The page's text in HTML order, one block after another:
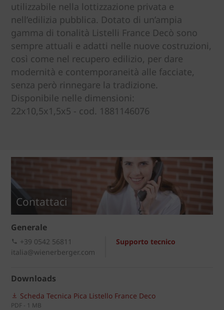
utilizzabile nella lottizzazione privata e
nell’edilizia pubblica. Dotato di un’ampia
gamma di tonalità Listelli France Decò sono
sempre attuali e adatti nelle nuove costruzioni,
così come nel recupero edilizio, per dare
modernità e contemporaneità alle facciate,
senza però rinnegare la tradizione.
Disponibile nelle dimensioni:
22x10,5x1,5x5 - cod. 1881146076
Contattaci
Generale
Supporto tecnico
+39 0542 56811
italia@wienerberger.com
Downloads
Scheda Tecnica Pica Listello France Deco
PDF - 1 MB